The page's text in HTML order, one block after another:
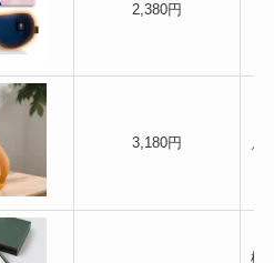
2,380円
3,180円
／
極